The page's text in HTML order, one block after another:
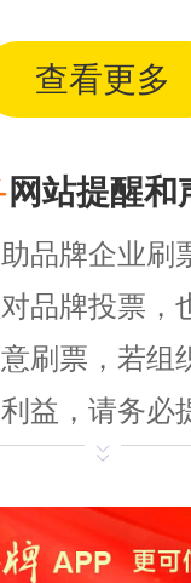
查看更多
网站提醒和
品牌企业刷
品牌投票，
刷票，若组
益，请务必
您执意相